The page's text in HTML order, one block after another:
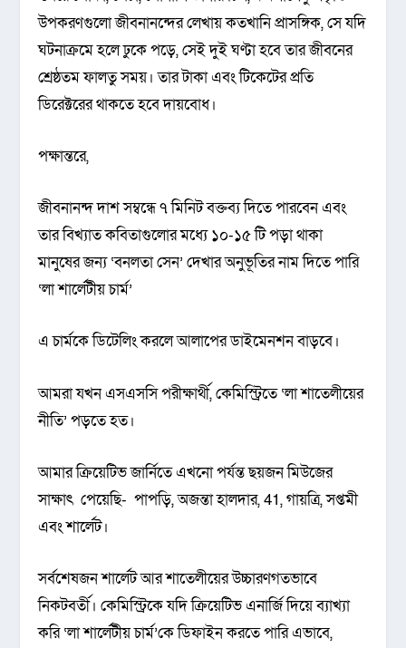
উপকরণগুলো জীবনানন্দের লেখায় কতখানি প্রাসঙ্গিক, সে যদি
ঘটনাক্রমে হলে ঢুকে পড়ে, সেই দুই ঘণ্টা হবে তার জীবনের
শ্রেষ্ঠতম ফালতু সময়। তার টাকা এবং টিকেটের প্রতি
ডিরেক্টরের থাকতে হবে দায়বোধ।
পক্ষান্তরে,
জীবনানন্দ দাশ সম্বন্ধে ৭ মিনিট বক্তব্য দিতে পারবেন এবং
তার বিখ্যাত কবিতাগুলোর মধ্যে ১০-১৫ টি পড়া থাকা
মানুষের জন্য ‘বনলতা সেন’ দেখার অনুভূতির নাম দিতে পারি
‘লা শার্লেটীয় চার্ম’
এ চার্মকে ডিটেলিং করলে আলাপের ডাইমেনশন বাড়বে।
আমরা যখন এসএসসি পরীক্ষার্থী, কেমিস্ট্রিতে ‘লা শাতেলীয়ের
নীতি’ পড়তে হত।
আমার ক্রিয়েটিভ জার্নিতে এখনো পর্যন্ত ছয়জন মিউজের
সাক্ষাৎ পেয়েছি- পাপড়ি, অজন্তা হালদার, 41, গায়ত্রি, সপ্তমী
এবং শার্লেট।
সর্বশেষজন শার্লেট আর শাতেলীয়ের উচ্চারণগতভাবে
নিকটবর্তী। কেমিস্ট্রিকে যদি ক্রিয়েটিভ এনার্জি দিয়ে ব্যাখ্যা
করি ‘লা শার্লেটীয় চার্ম’কে ডিফাইন করতে পারি এভাবে,